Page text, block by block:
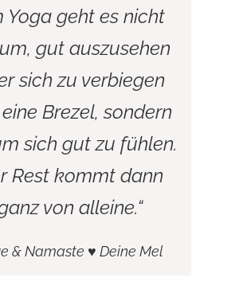
Yoga geht es nicht
gut auszusehen
sich zu verbiegen
Brezel, sondern
sich gut zu fühlen.
Rest kommt dann
von alleine.“
& Namaste ♥ Deine Mel